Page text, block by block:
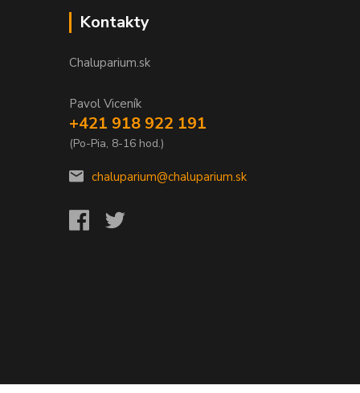
Kontakty
Chaluparium.sk
Pavol Viceník
+421 918 922 191
(Po-Pia, 8-16 hod.)
chaluparium@chaluparium.sk